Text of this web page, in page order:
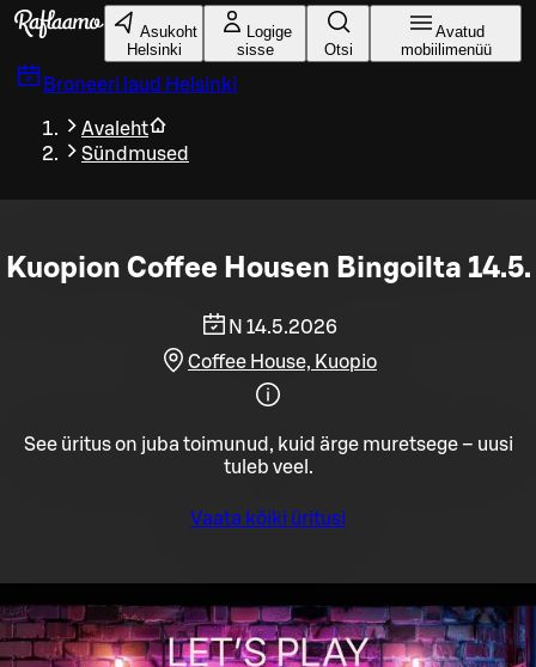
Liigu peamise sisu juurde
Asukoht
Helsinki
Logige
sisse
Otsi
Avatud
mobiilimenüü
Broneeri laud Helsinki
Avaleht
Sündmused
Kuopion Coffee Housen Bingoilta 14.5.
N 14.5.2026
Coffee House, Kuopio
See üritus on juba toimunud, kuid ärge muretsege – uusi
tuleb veel.
Vaata kõiki üritusi